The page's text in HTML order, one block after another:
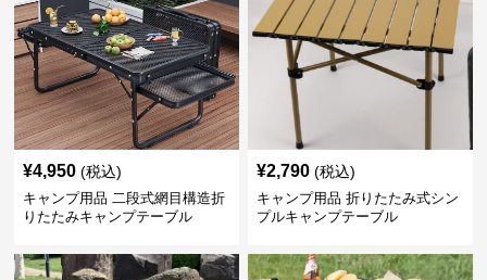
¥4,950 (税込)
キャンプ用品 二段式網目構造折
りたたみキャンプテーブル
¥2,790 (税込)
キャンプ用品 折りたたみ式シン
プルキャンプテーブル